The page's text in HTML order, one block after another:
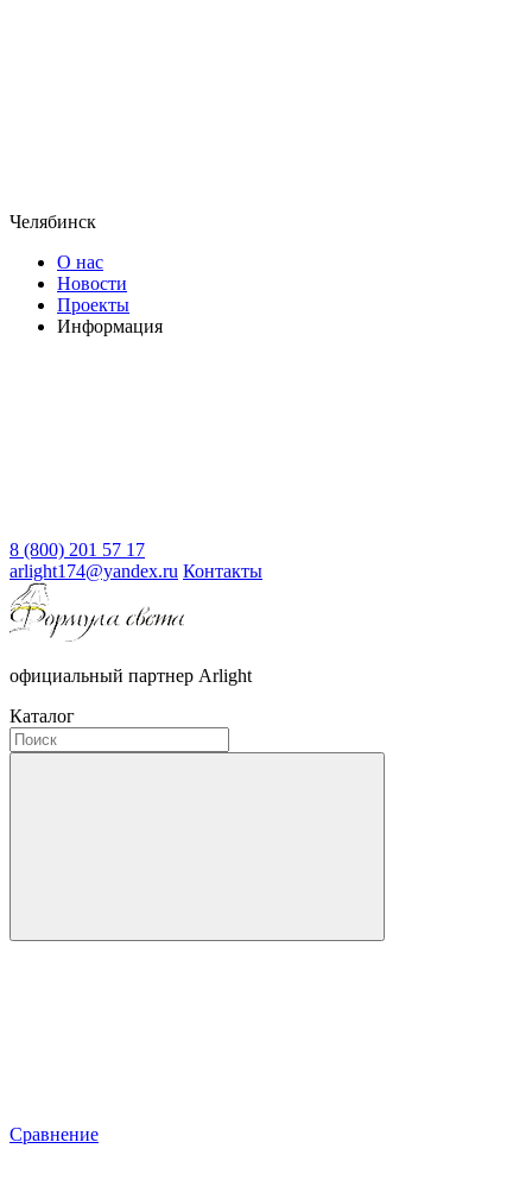
Челябинск
О нас
Новости
Проекты
Информация
8 (800) 201 57 17
arlight174@yandex.ru Контакты
официальный партнер Arlight
Каталог
Сравнение